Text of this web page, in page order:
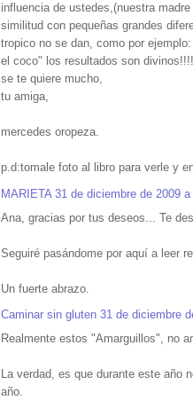
influencia de ustedes,(nuestra
similitud con pequeñas grandes
tropico no se dan, como por
el coco" los resultados son divinos!!!!
se te quiere mucho,
tu amiga,
mercedes oropeza.
p.d:tomale foto al libro para verle y
MARIETA 31 de diciembre de 2009
Ana, gracias por tus deseos... Te
Seguiré pasándome por aquí a leer
Un fuerte abrazo.
Caminar sin gluten 31 de diciembre
Realmente estos "Amarguillos", no
La verdad, es que durante este
año.